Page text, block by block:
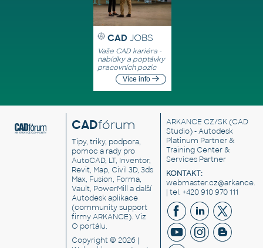
CAD JOBS
Vaše CAD kariéra -
nabídky a poptávky
pracovních pozic
Více info
CADfórum
Tipy, triky, podpora,
pomoc a rady pro
AutoCAD, LT, Inventor,
Revit, Map, Civil 3D, 3ds
Max, Fusion, Forma,
Vault, PowerMill a další
Autodesk aplikace
(community support
firmy ARKANCE). Viz
O portálu.
Copyright © 2026 |
ARKANCE CZ/SK(CAD
Studio) - Autodesk
Platinum Partner &
Training Center &
Services Partner
KONTAKT:
| tel. +420 910 970 111